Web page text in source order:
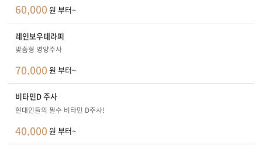
60,000 원 부터~
레인보우테라피
맞춤형 영양주사
70,000 원 부터~
비타민D 주사
현대인들의 필수 비타민 D주사!
40,000 원 부터~